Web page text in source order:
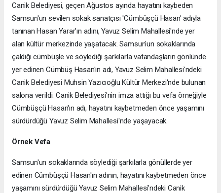
Canik Belediyesi, geçen Ağustos ayında hayatını kaybeden
Samsun'un sevilen sokak sanatçısı 'Cümbüşçü Hasan' adıyla
tanınan Hasan Yarar'ın adını, Yavuz Selim Mahallesi'nde yer
alan kültür merkezinde yaşatacak. Samsun'un sokaklarında
çaldığı cümbüşle ve söylediği şarkılarla vatandaşların gönlünde
yer edinen Cümbüş Hasan'ın adı, Yavuz Selim Mahallesi'ndeki
Canik Belediyesi Muhsin Yazıcıoğlu Kültür Merkezi'nde bulunan
salona verildi. Canik Belediyesi'nin imza attığı bu vefa örneğiyle
Cümbüşçü Hasan'ın adı, hayatını kaybetmeden önce yaşamını
sürdürdüğü Yavuz Selim Mahallesi'nde yaşayacak.
Örnek Vefa
Samsun'un sokaklarında söylediği şarkılarla gönüllerde yer
edinen Cümbüşçü Hasan'ın adının, hayatını kaybetmeden önce
yaşamını sürdürdüğü Yavuz Selim Mahallesi'ndeki Canik